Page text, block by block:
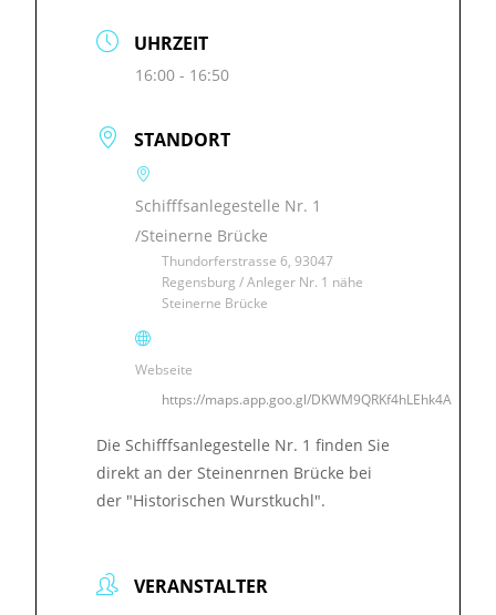
UHRZEIT
16:00 - 16:50
STANDORT
Schifffsanlegestelle Nr. 1
/Steinerne Brücke
Thundorferstrasse 6, 93047
Regensburg / Anleger Nr. 1 nähe
Steinerne Brücke
Webseite
https://maps.app.goo.gl/DKWM9QRKf4hLEhk4A
Die Schifffsanlegestelle Nr. 1 finden Sie
direkt an der Steinenrnen Brücke bei
der "Historischen Wurstkuchl".
VERANSTALTER